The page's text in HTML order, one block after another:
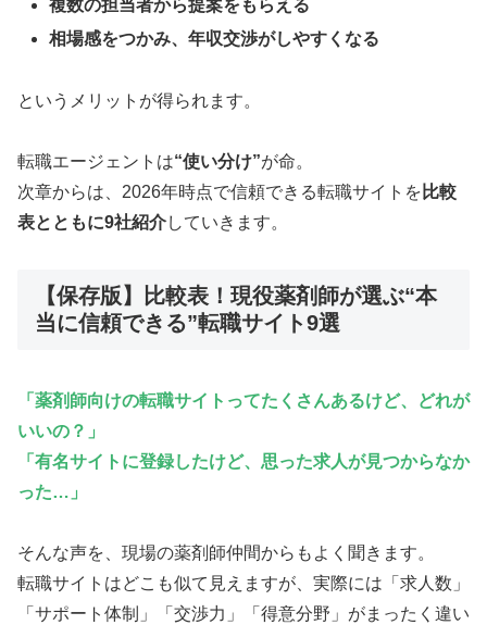
複数の担当者から提案をもらえる
相場感をつかみ、年収交渉がしやすくなる
というメリットが得られます。
転職エージェントは“使い分け”が命。
次章からは、2026年時点で信頼できる転職サイトを 比較
表とともに9社紹介していきます。
【保存版】比較表！現役薬剤師が選ぶ“本
当に信頼できる”転職サイト9選
「薬剤師向けの転職サイトってたくさんあるけど、どれが
いいの？」
「有名サイトに登録したけど、思った求人が見つからなか
った…」
そんな声を、現場の薬剤師仲間からもよく聞きます。
転職サイトはどこも似て見えますが、実際には「求人数」
「サポート体制」「交渉力」「得意分野」がまったく違い